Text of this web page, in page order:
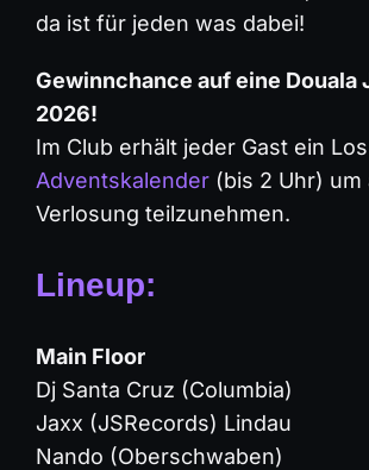
da ist für jeden was dabei!
Gewinnchance auf eine Douala
2026!
Im Club erhält jeder Gast ein
Adventskalender(bis 2 Uhr) um
Verlosung teilzunehmen.
Lineup:
Main Floor
Dj Santa Cruz (Columbia)
Jaxx (JSRecords) Lindau
Nando (Oberschwaben)